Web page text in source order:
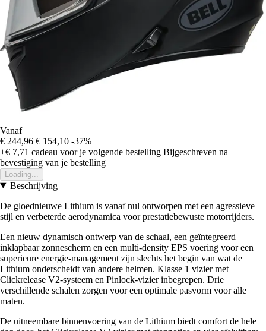
Vanaf
€ 244,96 € 154,10 -37%
+€ 7,71 cadeau voor je volgende bestelling Bijgeschreven na
bevestiging van je bestelling
Loading...
Beschrijving
De gloednieuwe Lithium is vanaf nul ontworpen met een agressieve
stijl en verbeterde aerodynamica voor prestatiebewuste motorrijders.
Een nieuw dynamisch ontwerp van de schaal, een geïntegreerd
inklapbaar zonnescherm en een multi-density EPS voering voor een
superieure energie-management zijn slechts het begin van wat de
Lithium onderscheidt van andere helmen. Klasse 1 vizier met
Clickrelease V2-systeem en Pinlock-vizier inbegrepen. Drie
verschillende schalen zorgen voor een optimale pasvorm voor alle
maten.
De uitneembare binnenvoering van de Lithium biedt comfort de hele